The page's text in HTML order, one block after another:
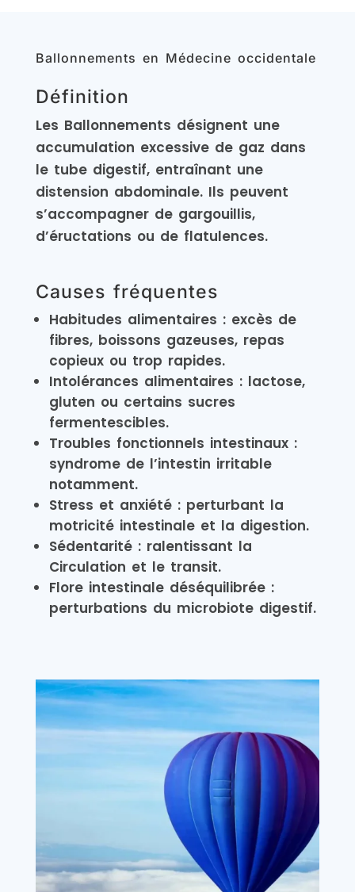
Ballonnements en Médecine occidentale
Définition
Les Ballonnements désignent une
accumulation excessive de gaz dans
le tube digestif, entraînant une
distension abdominale. Ils peuvent
s’accompagner de gargouillis,
d’éructations ou de flatulences.
Causes fréquentes
Habitudes alimentaires : excès de
fibres, boissons gazeuses, repas
copieux ou trop rapides.
Intolérances alimentaires : lactose,
gluten ou certains sucres
fermentescibles.
Troubles fonctionnels intestinaux :
syndrome de l’intestin irritable
notamment.
Stress et anxiété : perturbant la
motricité intestinale et la digestion.
Sédentarité : ralentissant la
Circulation et le transit.
Flore intestinale déséquilibrée :
perturbations du microbiote digestif.